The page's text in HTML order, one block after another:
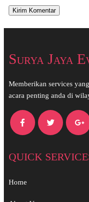
Surya Jaya
Memberikan services
acara penting anda di
QUICK
Home